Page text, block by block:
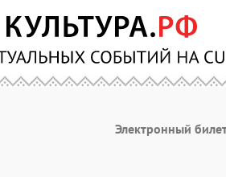
Электронный